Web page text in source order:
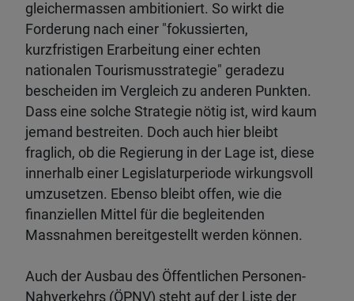
gleichermassen ambitioniert. So wirkt die
Forderung nach einer "fokussierten,
kurzfristigen Erarbeitung einer echten
nationalen Tourismusstrategie" geradezu
bescheiden im Vergleich zu anderen Punkten.
Dass eine solche Strategie nötig ist, wird kaum
jemand bestreiten. Doch auch hier bleibt
fraglich, ob die Regierung in der Lage ist, diese
innerhalb einer Legislaturperiode wirkungsvoll
umzusetzen. Ebenso bleibt offen, wie die
finanziellen Mittel für die begleitenden
Massnahmen bereitgestellt werden können.
Auch der Ausbau des Öffentlichen Personen-
Nahverkehrs (ÖPNV) steht auf der Liste der